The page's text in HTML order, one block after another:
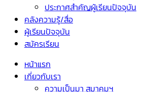
ประกาศสำคัญผู้เรียนปัจจุบัน
คลังความรู้/สื่อ
ผู้เรียนปัจจุบัน
สมัครเรียน
หน้าแรก
เกี่ยวกับเรา
ความเป็นมา สมาคมฯ